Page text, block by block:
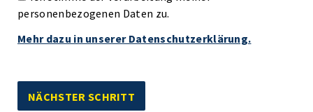
personenbezogenen Daten zu.
Mehr dazu in unserer Datenschutzerklärung.